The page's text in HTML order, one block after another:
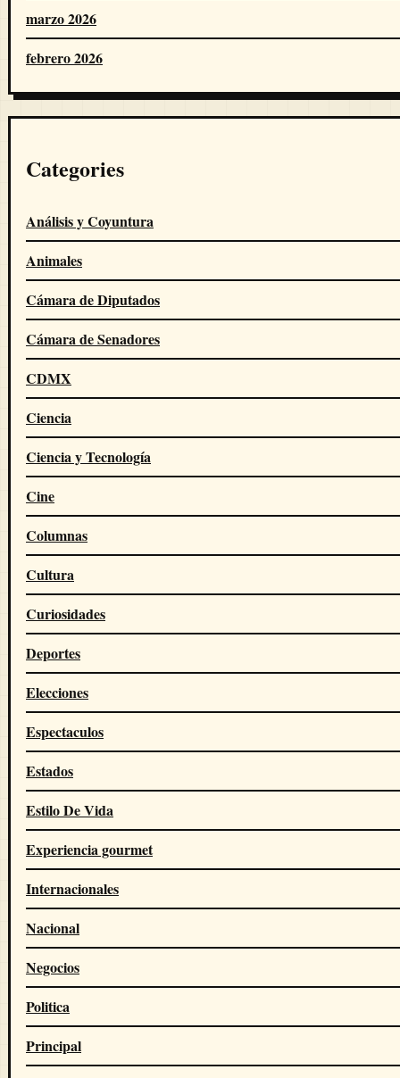
marzo 2026
febrero 2026
Categories
Análisis y Coyuntura
Animales
Cámara de Diputados
Cámara de Senadores
CDMX
Ciencia
Ciencia y Tecnología
Cine
Columnas
Cultura
Curiosidades
Deportes
Elecciones
Espectaculos
Estados
Estilo De Vida
Experiencia gourmet
Internacionales
Nacional
Negocios
Politica
Principal